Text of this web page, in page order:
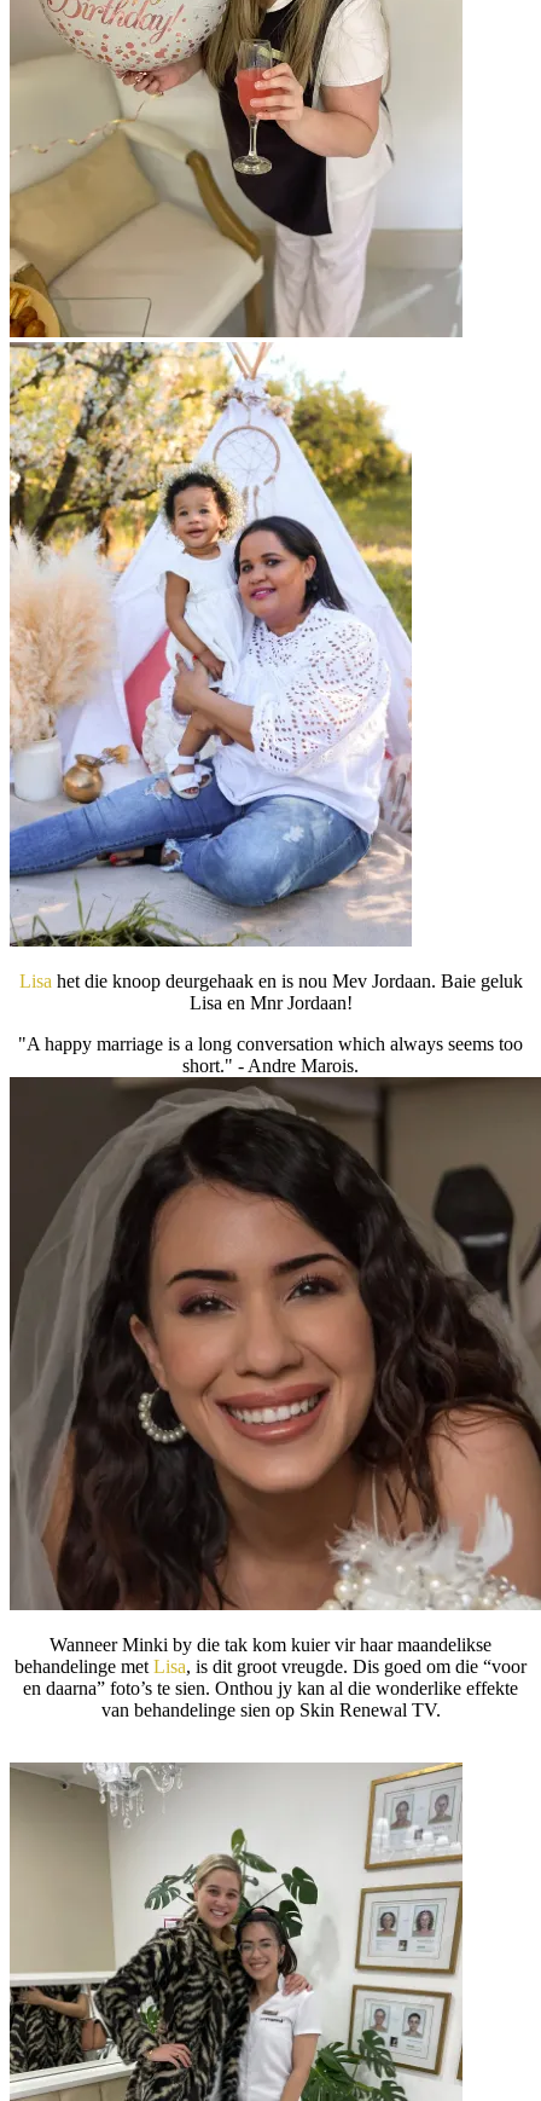
Lisa het die knoop deurgehaak en is nou Mev Jordaan. Baie geluk
Lisa en Mnr Jordaan!
"A happy marriage is a long conversation which always seems too
short." - Andre Marois.
Wanneer Minki by die tak kom kuier vir haar maandelikse
behandelinge met Lisa, is dit groot vreugde. Dis goed om die “voor
en daarna” foto’s te sien. Onthou jy kan al die wonderlike effekte
van behandelinge sien op Skin Renewal TV.